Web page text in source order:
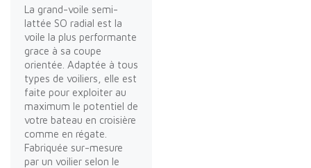
La grand-voile semi-
lattée SO radial est la
voile la plus performante
grace à sa coupe
orientée. Adaptée à tous
types de voiliers, elle est
faite pour exploiter au
maximum le potentiel de
votre bateau en croisière
comme en régate.
Fabriquée sur-mesure
par un voilier selon le